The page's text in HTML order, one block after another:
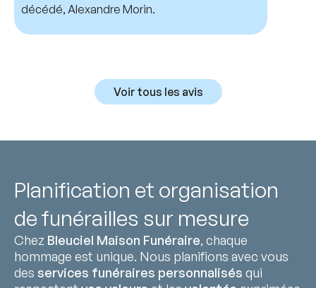
décédé, Alexandre Morin.
Voir tous les avis
Planification et organisation
de funérailles sur mesure
Chez Bleuciel Maison Funéraire, chaque
hommage est unique. Nous planifions avec vous
des services funéraires personnalisés qui